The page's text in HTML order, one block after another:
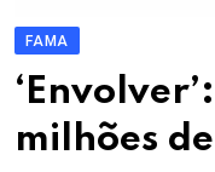
FAMA
milhões